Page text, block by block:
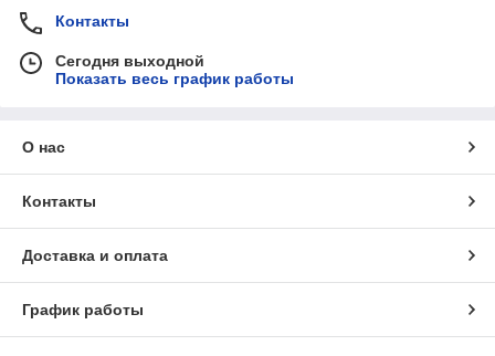
Контакты
Сегодня выходной
Показать весь график работы
О нас
Контакты
Доставка и оплата
График работы